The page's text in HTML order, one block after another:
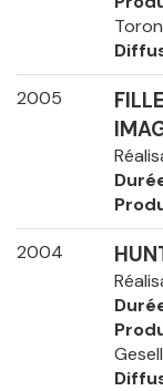
2005
2004